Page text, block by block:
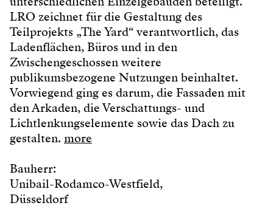
LRO zeichnet für die Gestaltung des
Teilprojekts „The Yard“ verantwortlich, das
Ladenflächen, Büros und in den
Zwischengeschossen weitere
publikumsbezogene Nutzungen beinhaltet.
Vorwiegend ging es darum, die Fassaden mit
den Arkaden, die Verschattungs- und
Lichtlenkungselemente sowie das Dach zu
gestalten. more
Bauherr:
Unibail-Rodamco-Westfield,
Düsseldorf